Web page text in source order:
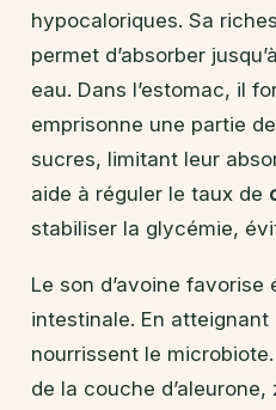
hypocaloriques. Sa
permet d’absorber
eau. Dans l’estomac, il
emprisonne une partie
sucres, limitant leur
aide à réguler le taux de
stabiliser la glycémie,
Le son d’avoine
intestinale. En
nourrissent le
de la couche